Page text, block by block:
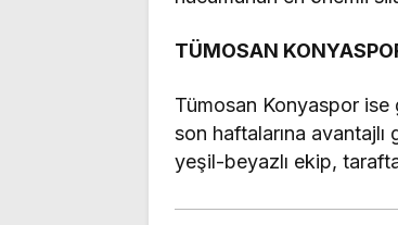
TÜMOSAN
Tümosan Konyaspor ise
son haftalarına
yeşil-beyazlı ekip,